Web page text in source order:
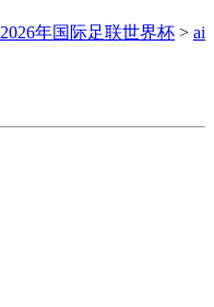
2026年国际足联世界杯 > ai